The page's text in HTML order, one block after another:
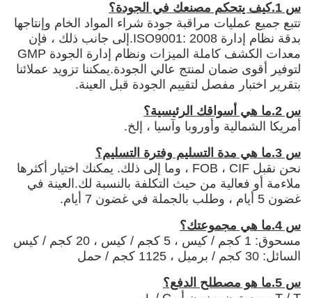
س 1.كيف يتحكم مصنعك في الجودة؟
تتبع جميع عمليات مراقبة جودة شراء المواد الخام وإنتاجها
بدقة نظام إدارة ISO9001: 2008.إلى جانب ذلك ، فإن
معدات الكشف كاملة الميزات ونظام إدارة الجودة GMP
لتوفير أقوى ضمان لمنتج عالي الجودة.يمكننا تزويد عملائنا
بتقرير اختبار مفصل لتقييم الجودة قبل العينة.
س 2.ما هي أسواقك الرئيسية؟
أمريكا الشمالية وأوروبا وآسيا ، إلخ.
س 3.ما هي مدة التسليم وفترة التسليم؟
نحن نقبل FOB ، CIF ، وما إلى ذلك. يمكنك اختيار أكثرها
ملاءمة أو فعالية من حيث التكلفة بالنسبة لك.العينة في
غضون 5 أيام ، وطلب بالجملة في غضون 7 أيام.
س 4.ما هي مجموعتك؟
مسحوق: 1 كجم / كيس ، 5 كجم / كيس ، 20 كجم / كيس
السائل: 30 كجم / برميل ، 1125 كجم / حمل
س 5.ما هو مصطلح الدفع؟